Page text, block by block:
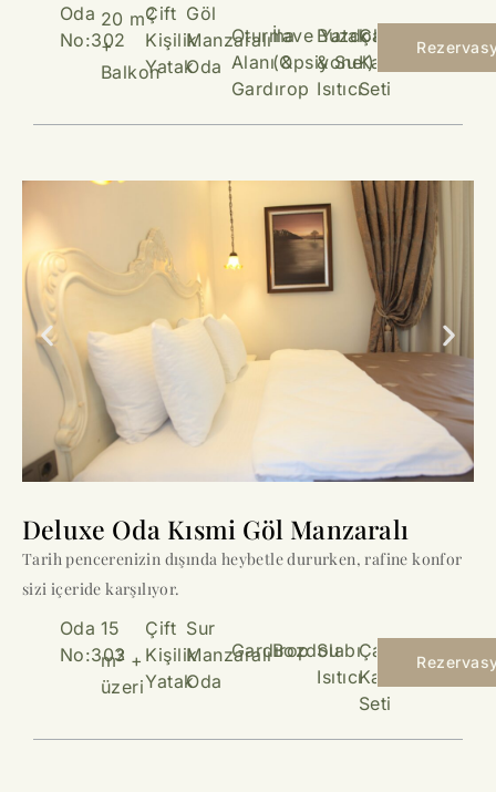
Oda
No:302
20 m2
+
Balkon
Çift
Kişilik
Yatak
Göl
Manzaralı
Oda
Oturma
Alanı &
Gardırop
İlave Yatak
(Opsiyonel)
Buzdolabı
& Su
Isıtıcı
Çay &
Kahve
Seti
Deluxe Oda Kısmi Göl Manzaralı
Tarih pencerenizin dışında heybetle dururken, rafine konfor
sizi içeride karşılıyor.
Oda
No:303
15
m2 +
üzeri
Çift
Kişilik
Yatak
Sur
Manzaralı
Oda
GardıropBozdolabı
Su
Isıtıcı
Çay &
Kahve
Seti